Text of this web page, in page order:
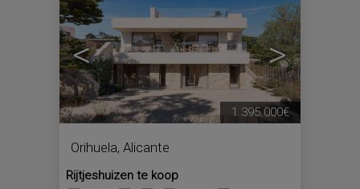
< >
Orihuela, Alicante
Rijtjeshuizen te koop
1.395.000€